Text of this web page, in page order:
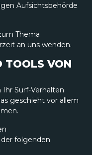
Aufsichtsbehörde
Thema
an uns wenden.
TOOLS VON
Surf-Verhalten
geschieht vor allem
folgenden